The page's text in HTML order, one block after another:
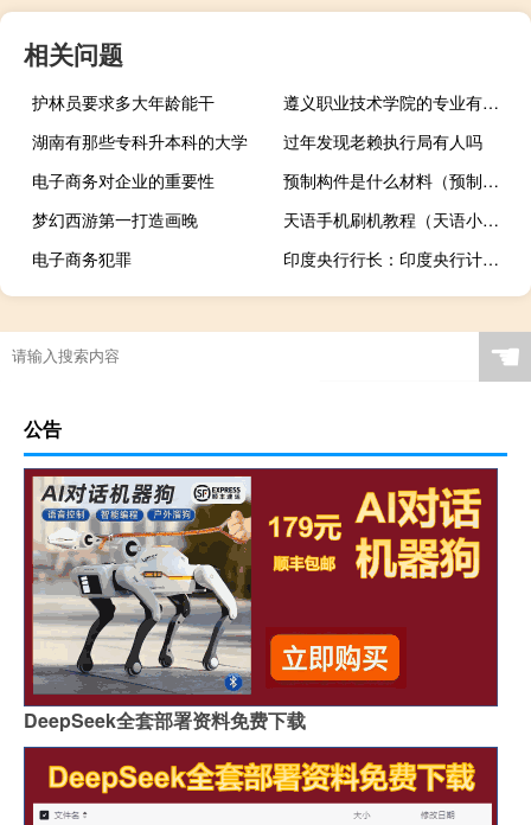
相关问题
护林员要求多大年龄能干
遵义职业技术学院的专业有哪些
湖南有那些专科升本科的大学
过年发现老赖执行局有人吗
电子商务对企业的重要性
预制构件是什么材料（预制构件是什么）
梦幻西游第一打造画晚
天语手机刷机教程（天语小黄蜂刷机）
电子商务犯罪
印度央行行长：印度央行计划为浮动利率贷款的利率重设制定机制
☚
公告
DeepSeek全套部署资料免费下载